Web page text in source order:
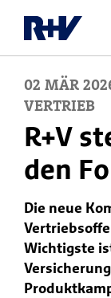
02 MÄR
VERTRIEB
R+V
den
Die neue
Wichtigste